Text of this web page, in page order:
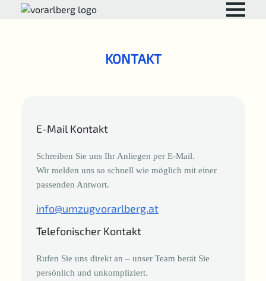
KONTAKT
E-Mail Kontakt
Schreiben Sie uns Ihr Anliegen per E-Mail.
Wir melden uns so schnell wie möglich mit einer
passenden Antwort.
info@umzugvorarlberg.at
Telefonischer Kontakt
Rufen Sie uns direkt an – unser Team berät Sie
persönlich und unkompliziert.